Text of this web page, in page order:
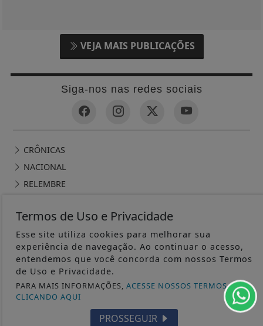
VEJA MAIS PUBLICAÇÕES
Siga-nos nas redes sociais
CRÔNICAS
NACIONAL
RELEMBRE
GERAL
POLÍTICA
CONTOS DE DOMINGO
CIDADES
EDITORIAL
INTERNACIONAL
Termos de Uso e Privacidade
Esse site utiliza cookies para melhorar sua
experiência de navegação. Ao continuar o acesso,
entendemos que você concorda com nossos Termos
de Uso e Privacidade.
PARA MAIS INFORMAÇÕES, ACESSE NOSSOS TERMOS
CLICANDO AQUI
PROSSEGUIR